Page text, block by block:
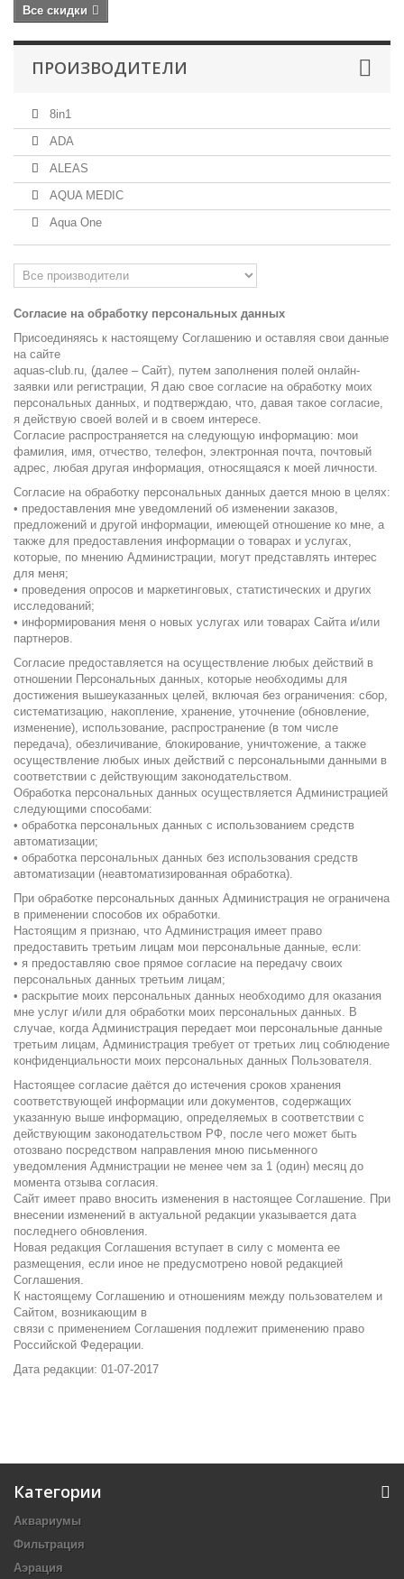
Все скидки
ПРОИЗВОДИТЕЛИ
8in1
ADA
ALEAS
AQUA MEDIC
Aqua One
Согласие на обработку персональных данных
Присоединяясь к настоящему Соглашению и оставляя свои данные
на cайте
aquas-club.ru, (далее – Сайт), путем заполнения полей онлайн-
заявки или регистрации, Я даю свое согласие на обработку моих
персональных данных, и подтверждаю, что, давая такое согласие,
я действую своей волей и в своем интересе.
Согласие распространяется на следующую информацию: мои
фамилия, имя, отчество, телефон, электронная почта, почтовый
адрес, любая другая информация, относящаяся к моей личности.
Согласие на обработку персональных данных дается мною в целях:
• предоставления мне уведомлений об изменении заказов,
предложений и другой информации, имеющей отношение ко мне, а
также для предоставления информации о товарах и услугах,
которые, по мнению Администрации, могут представлять интерес
для меня;
• проведения опросов и маркетинговых, статистических и других
исследований;
• информирования меня о новых услугах или товарах Сайта и/или
партнеров.
Согласие предоставляется на осуществление любых действий в
отношении Персональных данных, которые необходимы для
достижения вышеуказанных целей, включая без ограничения: сбор,
систематизацию, накопление, хранение, уточнение (обновление,
изменение), использование, распространение (в том числе
передача), обезличивание, блокирование, уничтожение, а также
осуществление любых иных действий с персональными данными в
соответствии с действующим законодательством.
Обработка персональных данных осуществляется Администрацией
следующими способами:
• обработка персональных данных с использованием средств
автоматизации;
• обработка персональных данных без использования средств
автоматизации (неавтоматизированная обработка).
При обработке персональных данных Администрация не ограничена
в применении способов их обработки.
Настоящим я признаю, что Администрация имеет право
предоставить третьим лицам мои персональные данные, если:
• я предоставляю свое прямое согласие на передачу своих
персональных данных третьим лицам;
• раскрытие моих персональных данных необходимо для оказания
мне услуг и/или для обработки моих персональных данных. В
случае, когда Администрация передает мои персональные данные
третьим лицам, Администрация требует от третьих лиц соблюдение
конфиденциальности моих персональных данных Пользователя.
Настоящее согласие даётся до истечения сроков хранения
соответствующей информации или документов, содержащих
указанную выше информацию, определяемых в соответствии с
действующим законодательством РФ, после чего может быть
отозвано посредством направления мною письменного
уведомления Адмнистрации не менее чем за 1 (один) месяц до
момента отзыва согласия.
Сайт имеет право вносить изменения в настоящее Соглашение. При
внесении изменений в актуальной редакции указывается дата
последнего обновления.
Новая редакция Соглашения вступает в силу с момента ее
размещения, если иное не предусмотрено новой редакцией
Соглашения.
К настоящему Соглашению и отношениям между пользователем и
Сайтом, возникающим в
связи с применением Соглашения подлежит применению право
Российской Федерации.
Дата редакции: 01-07-2017
Категории
Аквариумы
Фильтрация
Аэрация